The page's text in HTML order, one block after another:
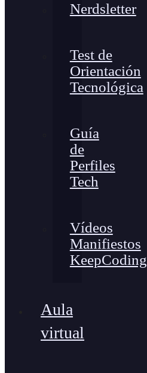
Nerdsletter
Test de
Orientación
Tecnológica
Guía
de
Perfiles
Tech
Vídeos
Manifiestos
KeepCoding
Aula
virtual